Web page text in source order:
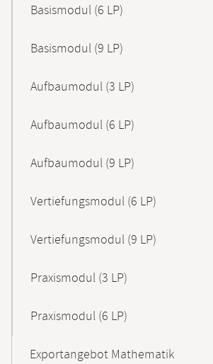
Basismodul (6 LP)
Basismodul (9 LP)
Aufbaumodul (3 LP)
Aufbaumodul (6 LP)
Aufbaumodul (9 LP)
Vertiefungsmodul (6 LP)
Vertiefungsmodul (9 LP)
Praxismodul (3 LP)
Praxismodul (6 LP)
Exportangebot Mathematik